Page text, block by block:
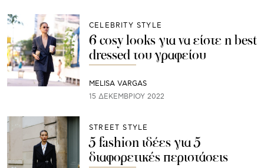
CELEBRITY STYLE
6 cosy looks για να είστε η best
dressed του γραφείου
MELISA VARGAS
15 ΔΕΚΕΜΒΡΊΟΥ 2022
STREET STYLE
5 fashion ιδέες για 5
διαφορετικές περιστάσεις